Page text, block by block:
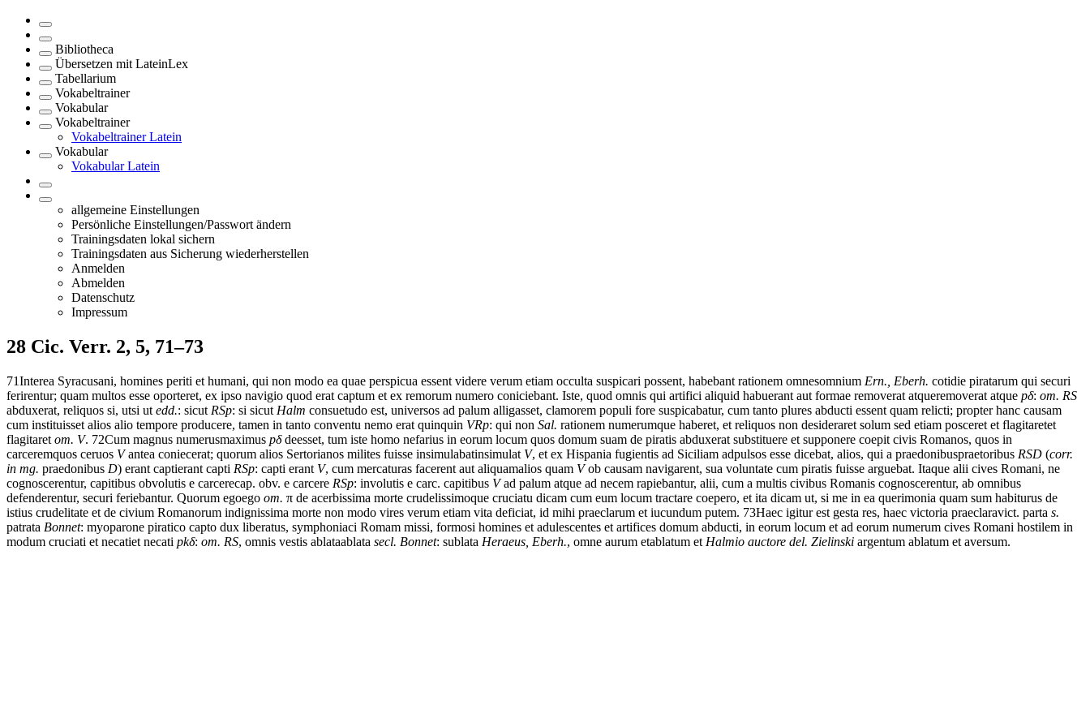
Bibliotheca
Übersetzen mit LateinLex
Tabellarium
Vokabeltrainer
Vokabular
Vokabeltrainer
Vokabeltrainer Latein
Vokabular
Vokabular Latein
allgemeine Einstellungen
Persönliche Einstellungen/Passwort ändern
Trainingsdaten lokal sichern
Trainingsdaten aus Sicherung wiederherstellen
Anmelden
Abmelden
Datenschutz
Impressum
28 Cic. Verr. 2, 5, 71–73
71Interea Syracusani, homines periti et humani, qui non modo ea quae perspicua essent videre verum etiam occulta suspicari possent, habebant rationem omnesomnium Ern., Eberh. cotidie piratarum qui securi
ferirentur; quam multos esse oporteret, ex ipso navigio quod erat captum et ex remorum numero coniciebant. Iste, quod omnis qui artifici aliquid habuerant aut formae removerat atqueremoverat atque pδ: om. RS
abduxerat, reliquos si, utsi ut edd.: sicut RSp: si sicut Halm consuetudo est, universos ad palum alligasset, clamorem populi fore suspicabatur, cum tanto plures abducti essent quam relicti; propter hanc causam
cum instituisset alios alio tempore producere, tamen in tanto conventu nemo erat quinquin VRp: qui non Sal. rationem numerumque haberet, et reliquos non desideraret solum sed etiam posceret et flagitaretet
flagitaret om. V. 72Cum magnus numerusmaximus pδ deesset, tum iste homo nefarius in eorum locum quos domum suam de piratis abduxerat substituere et supponere coepit civis Romanos, quos in
carceremquos ceruos V antea coniecerat; quorum alios Sertorianos milites fuisse insimulabatinsimulat V, et ex Hispania fugientis ad Siciliam adpulsos esse dicebat, alios, qui a praedonibuspraetoribus RSD (corr.
in mg. praedonibus D) erant captierant capti RSp: capti erant V, cum mercaturas facerent aut aliquamalios quam V ob causam navigarent, sua voluntate cum piratis fuisse arguebat. Itaque alii cives Romani, ne
cognoscerentur, capitibus obvolutis e carcerecap. obv. e carcere RSp: involutis e carc. capitibus V ad palum atque ad necem rapiebantur, alii, cum a multis civibus Romanis cognoscerentur, ab omnibus
defenderentur, securi feriebantur. Quorum egoego om. π de acerbissima morte crudelissimoque cruciatu dicam cum eum locum tractare coepero, et ita dicam ut, si me in ea querimonia quam sum habiturus de
istius crudelitate et de civium Romanorum indignissima morte non modo vires verum etiam vita deficiat, id mihi praeclarum et iucundum putem. 73Haec igitur est gesta res, haec victoria praeclaravict. parta s.
patrata Bonnet: myoparone piratico capto dux liberatus, symphoniaci Romam missi, formosi homines et adulescentes et artifices domum abducti, in eorum locum et ad eorum numerum cives Romani hostilem in
modum cruciati et necatiet necati pkδ: om. RS, omnis vestis ablataablata secl. Bonnet: sublata Heraeus, Eberh., omne aurum etablatum et Halmio auctore del. Zielinski argentum ablatum et aversum.